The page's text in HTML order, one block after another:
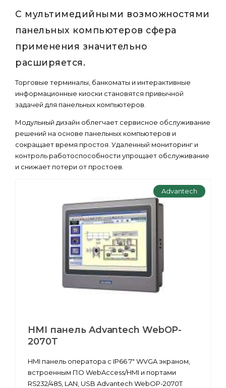
С мультимедийными возможностями
панельных компьютеров сфера
применения значительно
расширяется.
Торговые терминалы, банкоматы и интерактивные
информационные киоски становятся привычной
задачей для панельных компьютеров.
Модульный дизайн облегчает сервисное обслуживание
решений на основе панельных компьютеров и
сокращает время простоя. Удаленный мониторинг и
контроль работоспособности упрощает обслуживание
и снижает потери от простоев.
Advantech
HMI панель Advantech WebOP-
2070T
HMI панель оператора c IP66 7" WVGA экраном,
встроенным ПО WebAccess/HMI и портами
RS232/485, LAN, USB Advantech WebOP-2070T